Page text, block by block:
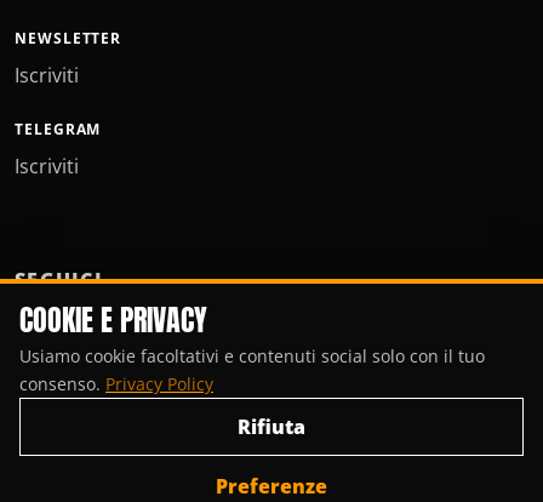
NEWSLETTER
Iscriviti
TELEGRAM
Iscriviti
SEGUICI
COOKIE E PRIVACY
Usiamo cookie facoltativi e contenuti social solo con il tuo
consenso. Privacy Policy
Rifiuta
Preferenze